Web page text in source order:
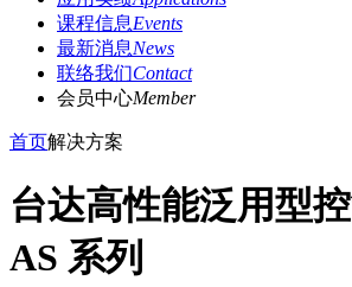
课程信息Events
最新消息News
联络我们Contact
会员中心Member
首页解决方案
台达高性能泛用型
AS 系列